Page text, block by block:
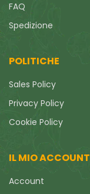
FAQ
Spedizione
POLITICHE
Sales Policy
Privacy Policy
Cookie Policy
IL MIO ACCOUNT
Account